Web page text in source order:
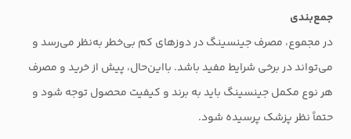
جمع‌بندی
در مجموع، مصرف جینسینگ در دوزهای کم بی‌خطر به‌نظر می‌رسد و
می‌تواند در برخی شرایط مفید باشد. بااین‌حال، پیش از خرید و مصرف
هر نوع مکمل جینسینگ باید به برند و کیفیت محصول توجه شود و
حتماً نظر پزشک پرسیده شود.